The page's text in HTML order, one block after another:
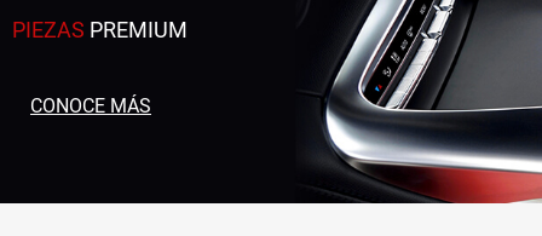
PIEZAS PREMIUM
CONOCE MÁS